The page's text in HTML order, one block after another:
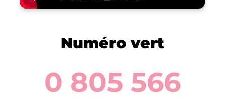
Numéro vert
0 805 566